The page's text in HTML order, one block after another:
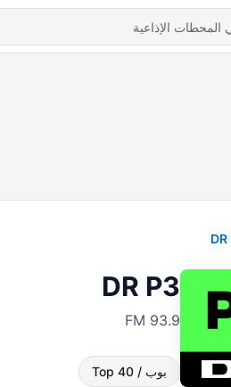
DR P3
93.9 FM
بوب / Top 40